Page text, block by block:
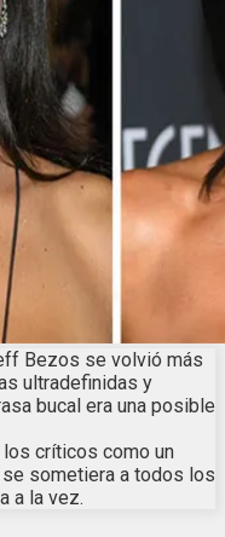
Bezos se volvió más
ultradefinidas y
bucal era una posible
críticos como un
sometiera a todos los
a la vez.